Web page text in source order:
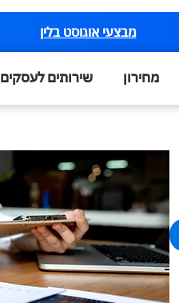
מבצעי אוגוסט בלין
מחירון שירותים לעסקים